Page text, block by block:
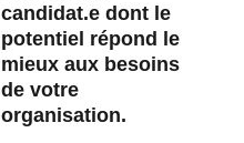
candidat.e dont le
potentiel répond le
mieux aux besoins
de votre
organisation.